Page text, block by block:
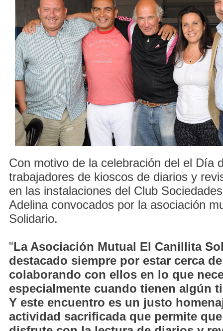
Con motivo de la celebración del el Día
trabajadores de kioscos de diarios y
en las instalaciones del Club
Adelina convocados por la asociación
Solidario.
"La Asociación Mutual El Canillita
destacado siempre por estar cerca
colaborando con ellos en lo que
especialmente cuando tienen algún
Y este encuentro es un justo
actividad sacrificada que permite